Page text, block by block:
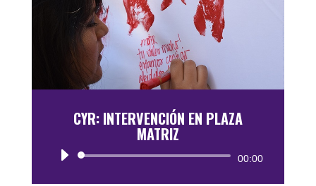
CYR: INTERVENCIÓN EN PLAZA
MATRIZ
Reproductor
00:00